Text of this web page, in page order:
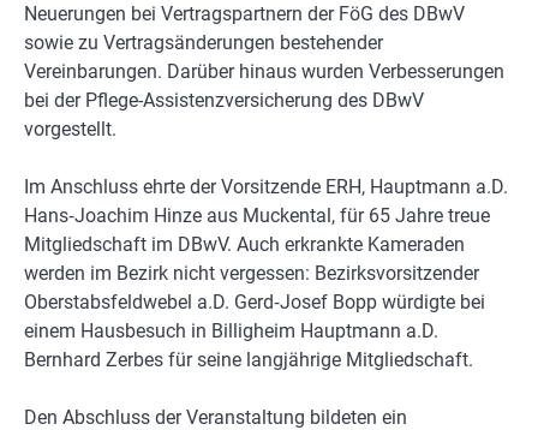
Neuerungen bei Vertragspartnern der FöG des DBwV
sowie zu Vertragsänderungen bestehender
Vereinbarungen. Darüber hinaus wurden Verbesserungen
bei der Pflege-Assistenzversicherung des DBwV
vorgestellt.
Im Anschluss ehrte der Vorsitzende ERH, Hauptmann a.D.
Hans‑Joachim Hinze aus Muckental, für 65 Jahre treue
Mitgliedschaft im DBwV. Auch erkrankte Kameraden
werden im Bezirk nicht vergessen: Bezirksvorsitzender
Oberstabsfeldwebel a.D. Gerd‑Josef Bopp würdigte bei
einem Hausbesuch in Billigheim Hauptmann a.D.
Bernhard Zerbes für seine langjährige Mitgliedschaft.
Den Abschluss der Veranstaltung bildeten ein